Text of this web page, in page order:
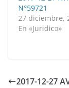
N°59721
27 diciembre,
En «Juridico»
2017-12-27